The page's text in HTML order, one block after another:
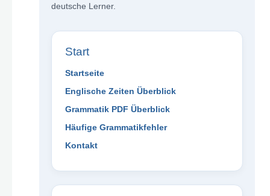
deutsche Lerner.
Start
Startseite
Englische Zeiten Überblick
Grammatik PDF Überblick
Häufige Grammatikfehler
Kontakt